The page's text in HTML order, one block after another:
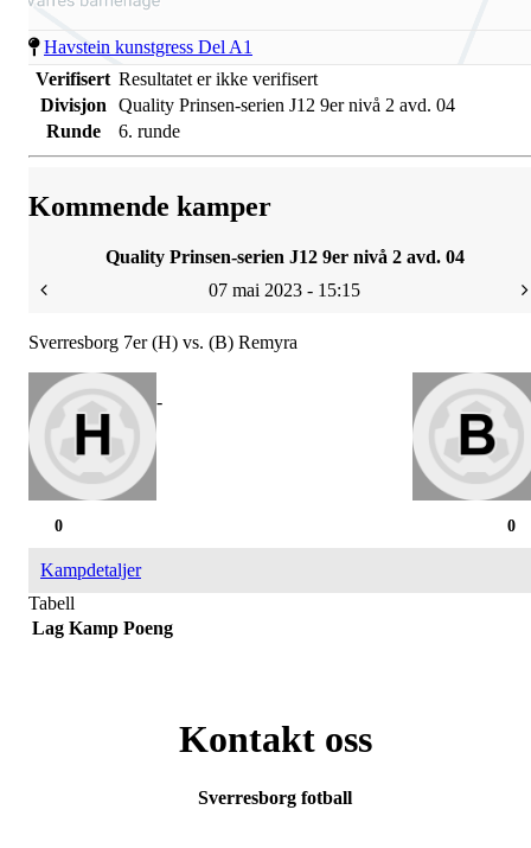
Havstein kunstgress Del A1
Verifisert Resultatet er ikke verifisert
Divisjon
Quality Prinsen-serien J12 9er nivå 2 avd. 04
Runde
6. runde
Kommende kamper
Quality Prinsen-serien J12 9er nivå 2 avd. 04
07 mai 2023 - 15:15
Sverresborg 7er (H) vs. (B) Remyra
-
0
0
Kampdetaljer
Tabell
Lag Kamp Poeng
Kontakt oss
Sverresborg fotball